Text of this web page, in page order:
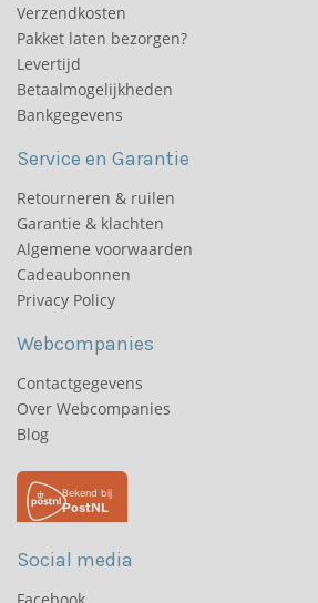
Verzendkosten
Pakket laten bezorgen?
Levertijd
Betaalmogelijkheden
Bankgegevens
Service en Garantie
Retourneren & ruilen
Garantie & klachten
Algemene voorwaarden
Cadeaubonnen
Privacy Policy
Webcompanies
Contactgegevens
Over Webcompanies
Blog
Social media
Facebook